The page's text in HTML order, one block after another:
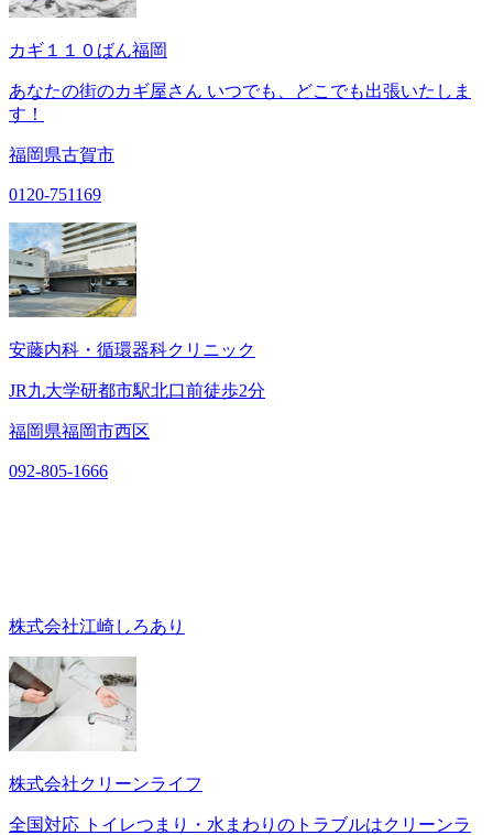
カギ１１０ばん福岡
あなたの街のカギ屋さん いつでも、どこでも出張いたしま
す！
福岡県古賀市
0120-751169
安藤内科・循環器科クリニック
JR九大学研都市駅北口前徒歩2分
福岡県福岡市西区
092-805-1666
株式会社江崎しろあり
株式会社クリーンライフ
全国対応 トイレつまり・水まわりのトラブルはクリーンラ